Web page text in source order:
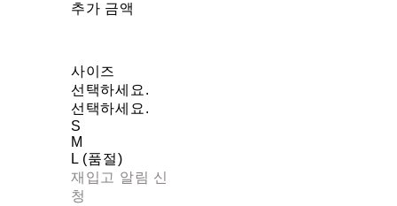
추가 금액
사이즈
선택하세요.
선택하세요.
S
M
L (품절)
재입고 알림 신
청